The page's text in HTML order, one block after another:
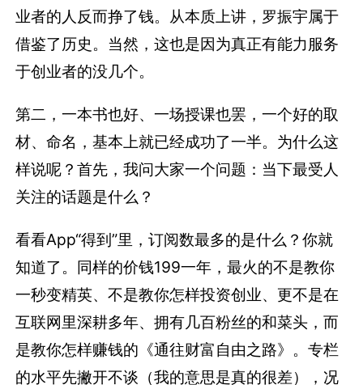
业者的人反而挣了钱。从本质上讲，罗振宇属于
借鉴了历史。当然，这也是因为真正有能力服务
于创业者的没几个。
第二，一本书也好、一场授课也罢，一个好的取
材、命名，基本上就已经成功了一半。为什么这
样说呢？首先，我问大家一个问题：当下最受人
关注的话题是什么？
看看App“得到”里，订阅数最多的是什么？你就
知道了。同样的价钱199一年，最火的不是教你
一秒变精英、不是教你怎样投资创业、更不是在
互联网里深耕多年、拥有几百粉丝的和菜头，而
是教你怎样赚钱的《通往财富自由之路》。专栏
的水平先撇开不谈（我的意思是真的很差），况